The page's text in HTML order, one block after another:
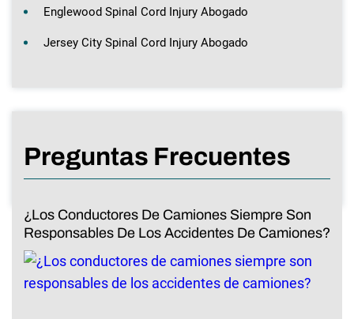
Englewood Spinal Cord Injury Abogado
Jersey City Spinal Cord Injury Abogado
Preguntas Frecuentes
¿Los Conductores De Camiones Siempre Son
Responsables De Los Accidentes De Camiones?